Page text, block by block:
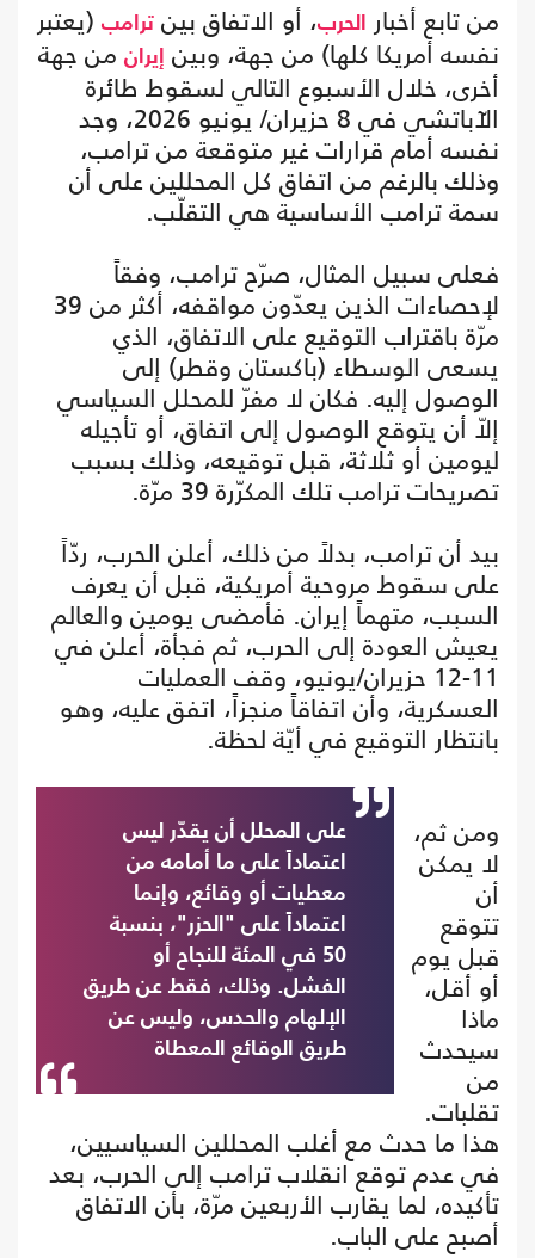
من تابع أخبار الحرب، أو الاتفاق بين ترامب (يعتبر
نفسه أمريكا كلها) من جهة، وبين
إيران من جهة
أخرى، خلال الأسبوع التالي لسقوط طائرة
الآباتشي في 8 حزيران/ يونيو 2026، وجد
نفسه أمام قرارات غير متوقعة من ترامب،
وذلك بالرغم من اتفاق كل المحللين على أن
سمة ترامب الأساسية هي التقلّب.
فعلى سبيل المثال، صرّح ترامب، وفقاً
لإحصاءات الذين يعدّون مواقفه، أكثر من 39
مرّة باقتراب التوقيع على الاتفاق، الذي
يسعى الوسطاء (باكستان وقطر) إلى
الوصول إليه. فكان لا مفرّ للمحلل السياسي
إلاّ أن يتوقع الوصول إلى اتفاق، أو تأجيله
ليومين أو ثلاثة، قبل توقيعه، وذلك بسبب
تصريحات ترامب تلك المكرّرة 39 مرّة.
بيد أن ترامب، بدلاً من ذلك، أعلن الحرب، ردّاً
على سقوط مروحية أمريكية، قبل أن يعرف
السبب، متهماً إيران. فأمضى يومين والعالم
يعيش العودة إلى الحرب، ثم فجأة، أعلن في
11-12 حزيران/يونيو، وقف العمليات
العسكرية، وأن اتفاقاً منجزاً، اتفق عليه، وهو
بانتظار التوقيع في أيّة لحظة.
على المحلل أن يقدّر ليس
اعتماداً على ما أمامه من
معطيات أو وقائع، وإنما
اعتماداً على "الحزر"، بنسبة
50 في المئة للنجاح أو
الفشل. وذلك، فقط عن طريق
الإلهام والحدس، وليس عن
طريق الوقائع المعطاة
ومن ثم،
لا يمكن
أن
تتوقع
قبل يوم
أو أقل،
ماذا
سيحدث
من
تقلبات.
هذا ما حدث مع أغلب المحللين السياسيين،
في عدم توقع انقلاب ترامب إلى الحرب، بعد
تأكيده، لما يقارب الأربعين مرّة، بأن الاتفاق
أصبح على الباب.